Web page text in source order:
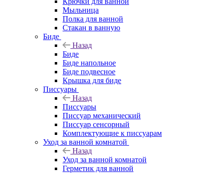
Мыльница
Полка для ванной
Стакан в ванную
Биде
Назад
Биде
Биде напольное
Биде подвесное
Крышка для биде
Писсуары
Назад
Писсуары
Писсуар механический
Писсуар сенсорный
Комплектующие к писсуарам
Уход за ванной комнатой
Назад
Уход за ванной комнатой
Герметик для ванной